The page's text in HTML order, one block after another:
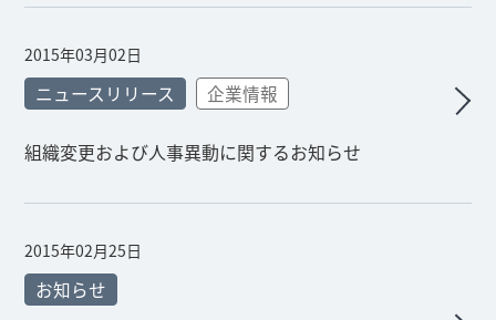
2015年03月02日
ニュースリリース 企業情報
組織変更および人事異動に関するお知らせ
2015年02月25日
お知らせ